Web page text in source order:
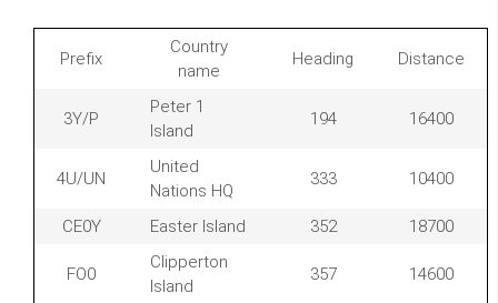
Prefix
Country
name
Heading Distance
3Y/P
Peter 1
Island
194 16400
4U/UN
United
Nations HQ
333 10400
CE0Y Easter Island 352 18700
FO0
Clipperton
Island
357 14600